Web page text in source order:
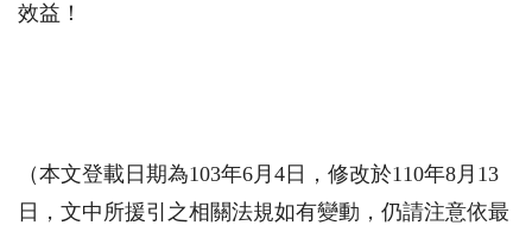
效益！
（本文登載日期為103年6月4日，修改於110年8月13
日，文中所援引之相關法規如有變動，仍請注意依最